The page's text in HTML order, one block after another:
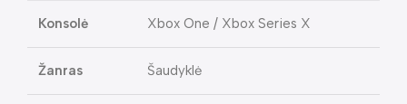
Konsolė Xbox One / Xbox Series X
Žanras Šaudyklė